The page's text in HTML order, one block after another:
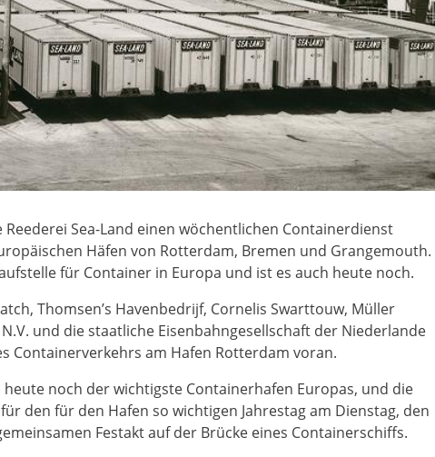
Sea-Land einen wöchentlichen Containerdienst
Häfen von Rotterdam, Bremen und Grangemouth.
für Container in Europa und ist es auch heute noch.
Thomsen’s Havenbedrijf, Cornelis Swarttouw, Müller
und die staatliche Eisenbahngesellschaft der Niederlande
Containerverkehrs am Hafen Rotterdam voran.
noch der wichtigste Containerhafen Europas, und die
den für den Hafen so wichtigen Jahrestag am Dienstag, den
Festakt auf der Brücke eines Containerschiffs.